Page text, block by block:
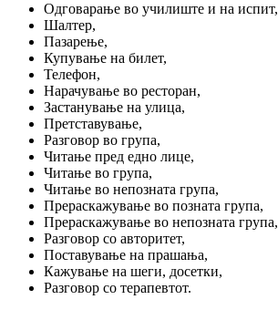
Одговарање во училиште и на испит,
Шалтер,
Пазарење,
Купување на билет,
Телефон,
Нарачување во ресторан,
Застанување на улица,
Претставување,
Разговор во група,
Читање пред едно лице,
Читање во група,
Читање во непозната група,
Прераскажување во позната група,
Прераскажување во непозната група,
Разговор со авторитет,
Поставување на прашања,
Кажување на шеги, досетки,
Разговор со терапевтот.